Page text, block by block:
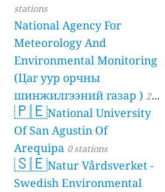
stations
National Agency For
Meteorology And
Environmental Monitoring
(Цаг уур орчны
шинжилгээний газар ) 21
stations
🇵🇪National University
Of San Agustin Of
Arequipa 0 stations
🇸🇪Natur Vårdsverket -
Swedish Environmental